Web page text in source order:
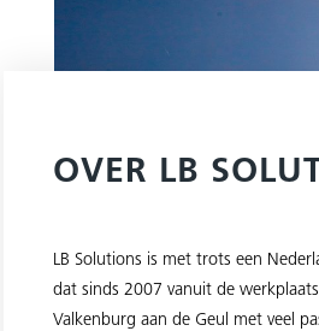
OVER LB
LB Solutions is met trots een
dat sinds 2007 vanuit de
Valkenburg aan de Geul met veel